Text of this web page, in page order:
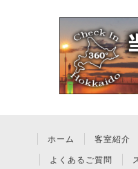
ホーム 客室紹介
よくあるご質問